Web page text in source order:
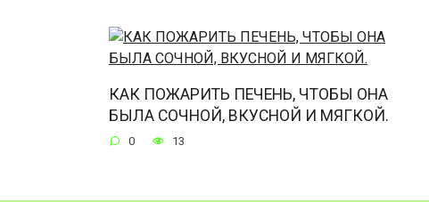
КАК ПОЖАРИТЬ ПЕЧЕНЬ, ЧТОБЫ ОНА
БЫЛА СОЧНОЙ, ВКУСНОЙ И МЯГКОЙ.
0 13